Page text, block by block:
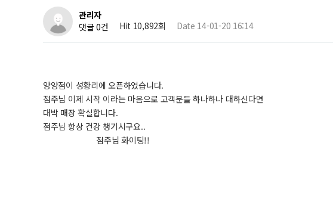
관리자
댓글 0건
Hit 10,892회 Date 14-01-20 16:14
양양점이 성황리에 오픈하였습니다.
점주님 이제 시작 이라는 마음으로 고객분들 하나하나 대하신다면
대박 매장 확실합니다.
점주님 항상 건강 챙기시구요..
점주님 화이팅!!